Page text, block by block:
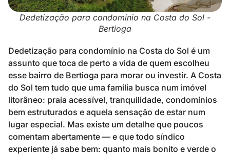
Dedetização para condomínio na Costa do Sol -
Bertioga
Dedetização para condomínio na Costa do Sol é um
assunto que toca de perto a vida de quem escolheu
esse bairro de Bertioga para morar ou investir. A Costa
do Sol tem tudo que uma família busca num imóvel
litorâneo: praia acessível, tranquilidade, condomínios
bem estruturados e aquela sensação de estar num
lugar especial. Mas existe um detalhe que poucos
comentam abertamente — e que todo síndico
experiente já sabe bem: quanto mais bonito e verde o